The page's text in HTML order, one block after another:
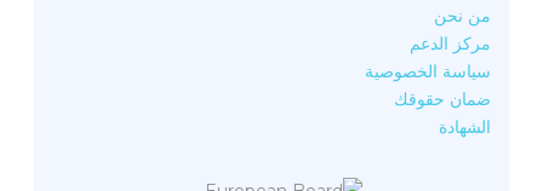
من نحن
مركز الدعم
سياسة الخصوصية
ضمان حقوقك
الشهادة